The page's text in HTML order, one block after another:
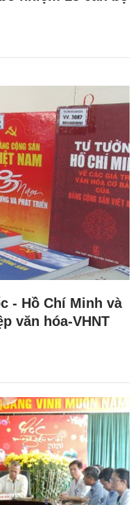
- Hồ Chí Minh và
văn hóa-VHNT